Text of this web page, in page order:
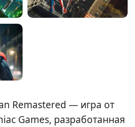
Remastered — игра от
Games, разработанная